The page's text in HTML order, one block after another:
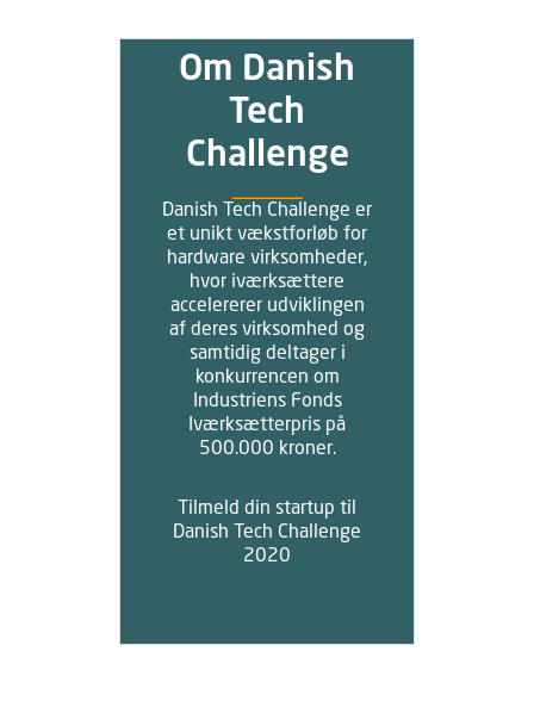
Om Danish
Tech
Challenge
Danish Tech Challenge er
et unikt vækstforløb for
hardware virksomheder,
hvor iværksættere
accelererer udviklingen
af deres virksomhed og
samtidig deltager i
konkurrencen om
Industriens Fonds
Iværksætterpris på
500.000 kroner.
Tilmeld din startup til
Danish Tech Challenge
2020